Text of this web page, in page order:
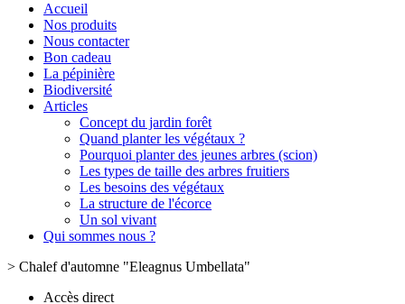
Accueil
Nos produits
Nous contacter
Bon cadeau
La pépinière
Biodiversité
Articles
Concept du jardin forêt
Quand planter les végétaux ?
Pourquoi planter des jeunes arbres (scion)
Les types de taille des arbres fruitiers
Les besoins des végétaux
La structure de l'écorce
Un sol vivant
Qui sommes nous ?
> Chalef d'automne "Eleagnus Umbellata"
Accès direct